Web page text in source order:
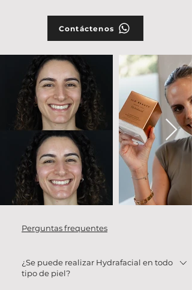
Contáctenos
Perguntas frequentes
¿Se puede realizar Hydrafacial en todo
tipo de piel?